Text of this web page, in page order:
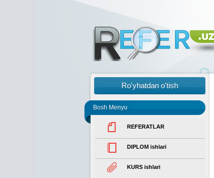
Ro'yhatdan o'tish
Bosh Menyu
REFERATLAR
DIPLOM ishlari
KURS ishlari